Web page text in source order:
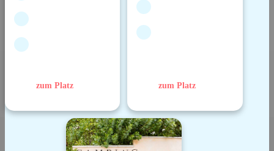
zum Platz zum Platz